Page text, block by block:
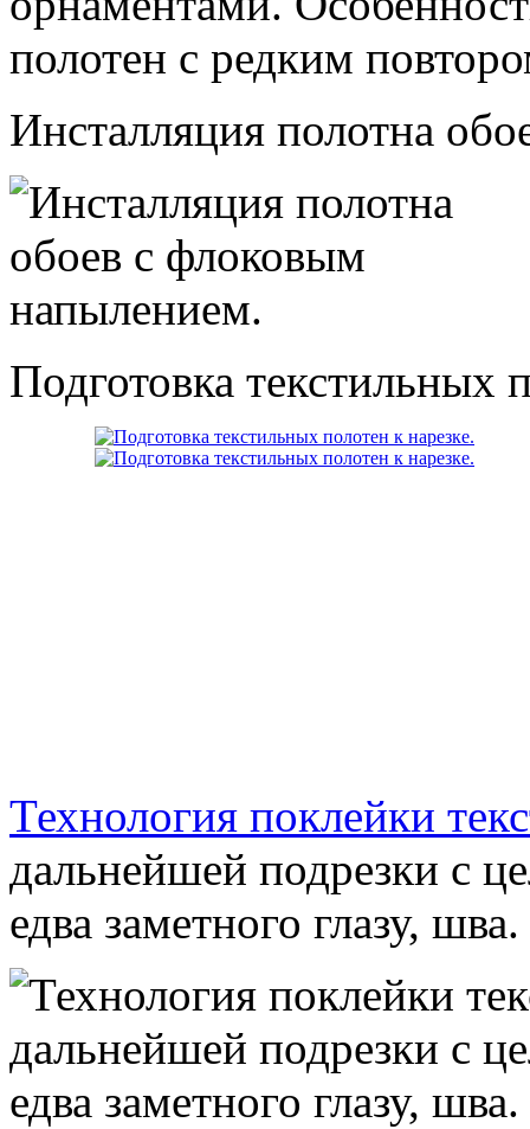
Инсталляция полотна
Подготовка текстильных
Технология поклейки
дальнейшей подрезки с
едва заметного глазу, шва.